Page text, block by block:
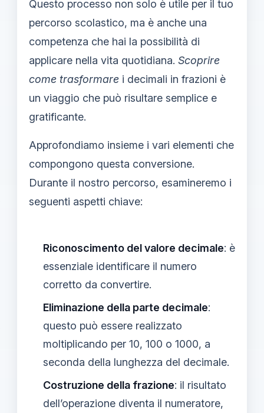
Questo processo non solo è utile per il tuo
percorso scolastico, ma è anche una
competenza che hai la possibilità di
applicare nella vita quotidiana. Scoprire
come trasformare i decimali in frazioni è
un viaggio che può risultare semplice e
gratificante.
Approfondiamo insieme i vari elementi che
compongono questa conversione.
Durante il nostro percorso, esamineremo i
seguenti aspetti chiave:
Riconoscimento del valore decimale: è
essenziale identificare il numero
corretto da convertire.
Eliminazione della parte decimale:
questo può essere realizzato
moltiplicando per 10, 100 o 1000, a
seconda della lunghezza del decimale.
Costruzione della frazione: il risultato
dell’operazione diventa il numeratore,